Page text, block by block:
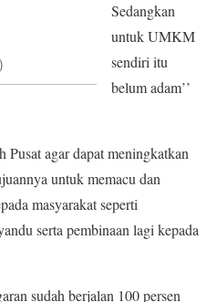
Sedangkan
untuk UMKM
sendiri itu
belum adam’’
Pusat agar dapat meningkatkan
untuk memacu dan
masyarakat seperti
serta pembinaan lagi kepada
sudah berjalan 100 persen